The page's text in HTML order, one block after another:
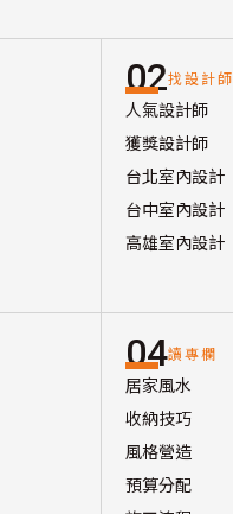
02找設計師
人氣設計師
獲獎設計師
台北室內設計
台中室內設計
高雄室內設計
04讀專欄
居家風水
收納技巧
風格營造
預算分配